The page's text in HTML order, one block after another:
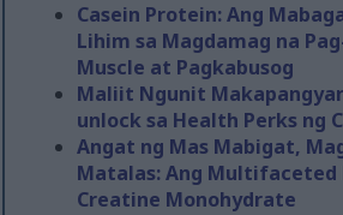
Casein Protein: Ang
Lihim sa Magdamag na
Muscle at Pagkabusog
Maliit Ngunit
unlock sa Health Perks ng
Angat ng Mas Mabigat,
Matalas: Ang Multifaceted
Creatine Monohydrate